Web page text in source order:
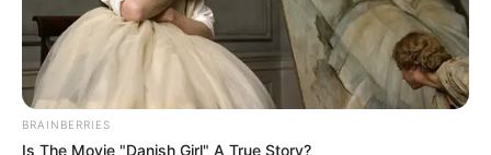
ดูดวงราศีใดในช่วงนี้จะ แต่งงานไม่ทันตั้งตัว ซึ่งในบรรดา
ทั้งหมด 12 ราศีนั้น จะเป็นราศีของคุณหรือเปล่า ทาง
Horoscope.Mthai.comได้นำข้อมูลมาฝากกันแล้วครับ
BRAINBERRIES
Is The Movie "Danish Girl" A True Story?